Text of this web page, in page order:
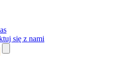
się z nami